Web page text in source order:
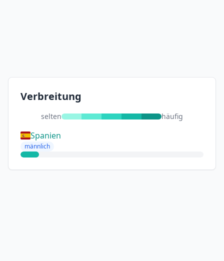
Verbreitung
selten häufig
Spanien
männlich